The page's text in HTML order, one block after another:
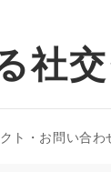
社
ト・お問い合わ